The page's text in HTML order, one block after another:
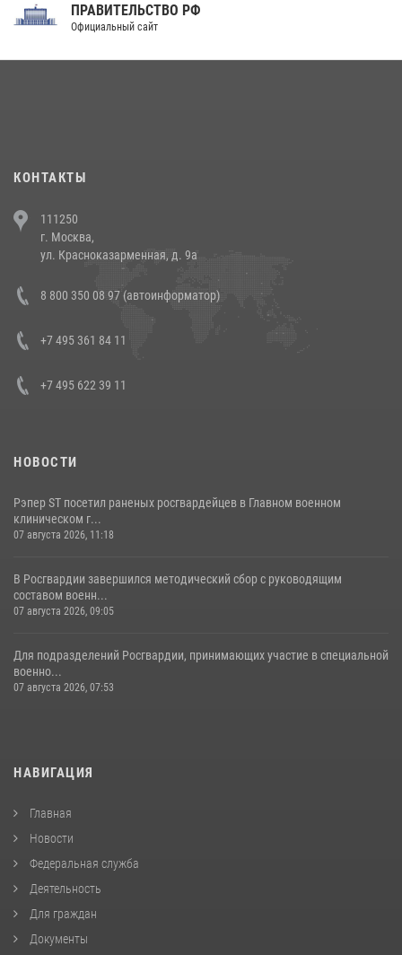
Праздник «Один день с Росгвардией» к 105-летию Центрального
напавших на бригаду скорой помощи (видео)
14 июля 2026, 12:20
В Росгвардии прошла военно-научная конференция по обобщению
боевого опыта
ПРАВИТЕЛЬСТВО РФ
Официальный сайт
КОНТАКТЫ
111250
г. Москва,
ул. Красноказарменная, д. 9а
8 800 350 08 97 (автоинформатор)
+7 495 361 84 11
+7 495 622 39 11
НОВОСТИ
Рэпер ST посетил раненых росгвардейцев в Главном военном
клиническом г...
07 августа 2026, 11:18
В Росгвардии завершился методический сбор с руководящим
составом военн...
07 августа 2026, 09:05
Для подразделений Росгвардии, принимающих участие в специальной
военно...
07 августа 2026, 07:53
НАВИГАЦИЯ
Главная
Новости
Федеральная служба
Деятельность
Для граждан
Документы